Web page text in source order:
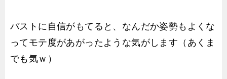
バストに自信がもてると、なんだか姿勢もよくな
ってモテ度があがったような気がします（あくま
でも気ｗ）